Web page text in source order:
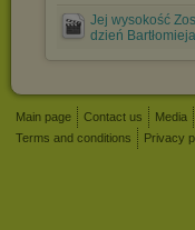
Jej wysokość
dzień
Main page Contact us Media
Terms and conditions
Privacy